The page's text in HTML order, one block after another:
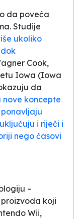
da poveća
Studije
ukoliko
Cook,
Iowa (Iowa
da
nove koncepte
i riječi i
nego časovi
–
koji
Wii,